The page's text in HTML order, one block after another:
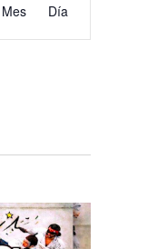
a
v
c
ó
n
Mes Día